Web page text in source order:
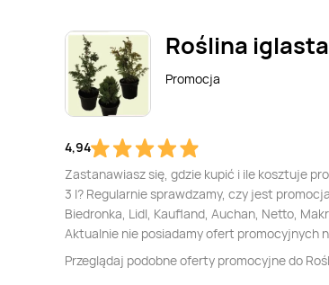
Roślina
Promocja
4,94
Zastanawiasz się, gdzie kupić i ile kosztuje
3 l? Regularnie sprawdzamy, czy jest
Biedronka, Lidl, Kaufland, Auchan, Netto,
Aktualnie nie posiadamy ofert promocyjnych
Przeglądaj podobne oferty promocyjne do